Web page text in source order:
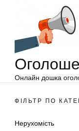
Онлайн дошка
ФІЛЬТР ПО
Нерухомість